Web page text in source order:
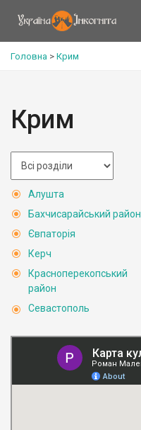
Головна > Крим
Крим
Алушта
Бахчисарайський район
Євпаторія
Керч
Красноперекопський
район
Севастополь